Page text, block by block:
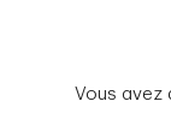
Vous avez